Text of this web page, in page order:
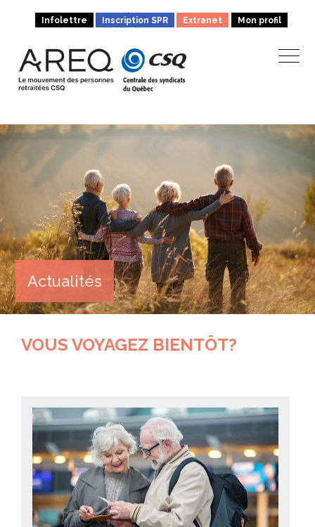
Infolettre Inscription SPR Extranet Mon profil
Actualités
VOUS VOYAGEZ BIENTÔT?